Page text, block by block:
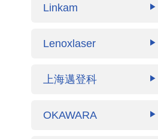
Linkam ▶
Lenoxlaser ▶
上海邁登科 ▶
OKAWARA ▶